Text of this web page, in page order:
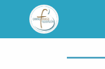
CAMINET